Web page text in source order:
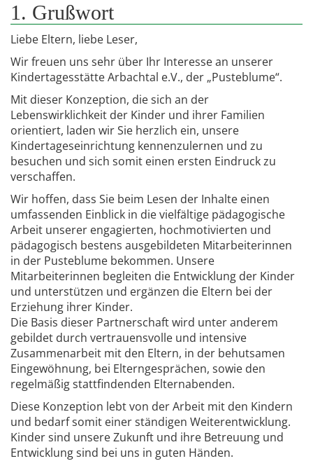
1. Grußwort
Liebe Eltern, liebe Leser,
Wir freuen uns sehr über Ihr Interesse an unserer
Kindertagesstätte Arbachtal e.V., der „Pusteblume“.
Mit dieser Konzeption, die sich an der
Lebenswirklichkeit der Kinder und ihrer Familien
orientiert, laden wir Sie herzlich ein, unsere
Kindertageseinrichtung kennenzulernen und zu
besuchen und sich somit einen ersten Eindruck zu
verschaffen.
Wir hoffen, dass Sie beim Lesen der Inhalte einen
umfassenden Einblick in die vielfältige pädagogische
Arbeit unserer engagierten, hochmotivierten und
pädagogisch bestens ausgebildeten Mitarbeiterinnen
in der Pusteblume bekommen. Unsere
Mitarbeiterinnen begleiten die Entwicklung der Kinder
und unterstützen und ergänzen die Eltern bei der
Erziehung ihrer Kinder.
Die Basis dieser Partnerschaft wird unter anderem
gebildet durch vertrauensvolle und intensive
Zusammenarbeit mit den Eltern, in der behutsamen
Eingewöhnung, bei Elterngesprächen, sowie den
regelmäßig stattfindenden Elternabenden.
Diese Konzeption lebt von der Arbeit mit den Kindern
und bedarf somit einer ständigen Weiterentwicklung.
Kinder sind unsere Zukunft und ihre Betreuung und
Entwicklung sind bei uns in guten Händen.